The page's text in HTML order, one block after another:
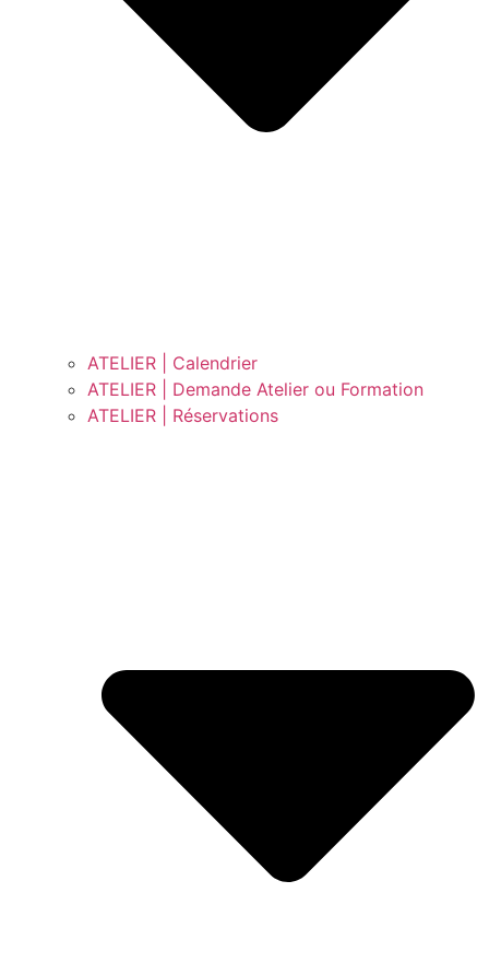
ATELIER | Calendrier
ATELIER | Demande Atelier ou Formation
ATELIER | Réservations